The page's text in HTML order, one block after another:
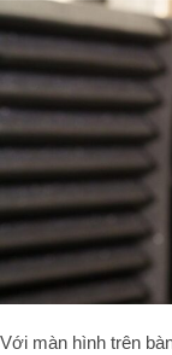
Với màn hình trên